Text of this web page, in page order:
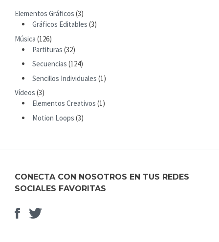
C
F
Elementos Gráficos (3)
Gráficos Editables (3)
Música (126)
Partituras (32)
Secuencias (124)
Sencillos Individuales (1)
Vídeos (3)
Elementos Creativos (1)
Motion Loops (3)
CONECTA CON NOSOTROS EN TUS REDES
SOCIALES FAVORITAS
Facebook
Elemento